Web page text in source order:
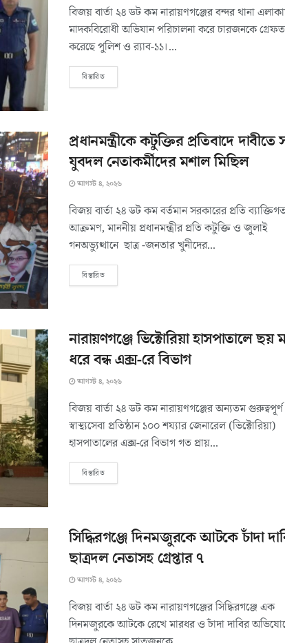
বিজয় বার্তা ২৪ ডট কম নারায়ণগঞ্জের বন্দর থানা
মাদকবিরোধী অভিযান পরিচালনা করে চারজনকে
করেছে পুলিশ ও র‍্যাব-১১।...
বিস্তারিত
প্রধানমন্ত্রীকে কটুক্তির প্রতিবাদে দাবীতে
যুবদল নেতাকর্মীদের মশাল মিছিল
আগস্ট ৪, ২০২৬
বিজয় বার্তা ২৪ ডট কম বর্তমান সরকারের প্রতি
আক্রমণ, মাননীয় প্রধানমন্ত্রীর প্রতি কটুক্তি ও জুলাই
গনঅভ্যুত্থানে ছাত্র -জনতার খুনীদের...
বিস্তারিত
নারায়ণগঞ্জে ভিক্টোরিয়া হাসপাতালে ছয়
ধরে বন্ধ এক্স-রে বিভাগ
আগস্ট ৪, ২০২৬
বিজয় বার্তা ২৪ ডট কম নারায়ণগঞ্জের অন্যতম
স্বাস্থ্যসেবা প্রতিষ্ঠান ১০০ শয্যার জেনারেল (ভিক্টোরিয়া)
হাসপাতালের এক্স-রে বিভাগ গত প্রায়...
বিস্তারিত
সিদ্ধিরগঞ্জে দিনমজুরকে আটকে চাঁদা
ছাত্রদল নেতাসহ গ্রেপ্তার ৭
আগস্ট ৪, ২০২৬
বিজয় বার্তা ২৪ ডট কম নারায়ণগঞ্জের সিদ্ধিরগঞ্জে এক
দিনমজুরকে আটকে রেখে মারধর ও চাঁদা দাবির